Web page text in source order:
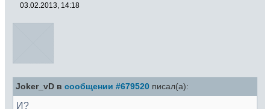
03.02.2013, 14:18
Joker_vD в сообщении #679520 писал(а):
И?